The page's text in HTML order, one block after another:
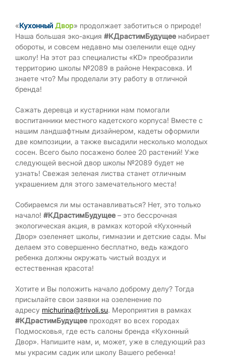
«Кухонный Двор» продолжает заботиться о природе!
Наша большая эко-акция #КДрастимБудущее набирает
обороты, и совсем недавно мы озеленили еще одну
школу! На этот раз специалисты «KD» преобразили
территорию школы №2089 в районе Некрасовка. И
знаете что? Мы проделали эту работу в отличной
бренда!
Сажать деревца и кустарники нам помогали
воспитанники местного кадетского корпуса! Вместе с
нашим ландшафтным дизайнером, кадеты оформили
две композиции, а также высадили несколько молодых
сосен. Всего было посажено более 20 растений! Уже
следующей весной двор школы №2089 будет не
узнать! Свежая зеленая листва станет отличным
украшением для этого замечательного места!
Собираемся ли мы останавливаться? Нет, это только
начало! #КДрастимБудущее – это бессрочная
экологическая акция, в рамках которой «Кухонный
Двор» озеленяет школы, гимназии и детские сады. Мы
делаем это совершенно бесплатно, ведь каждого
ребенка должны окружать чистый воздух и
естественная красота!
Хотите и Вы положить начало доброму делу? Тогда
присылайте свои заявки на озеленение по
адресу michurina@trivoli.su. Мероприятия в рамках
#КДрастимБудущее проходят во всех городах
Подмосковья, где есть салоны бренда «Кухонный
Двор». Напишите нам, и, может, уже в следующий раз
мы украсим садик или школу Вашего ребенка!